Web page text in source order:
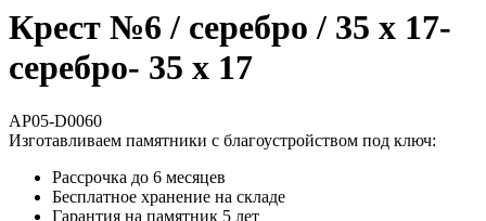
Крест №6 / серебро / 35 х 17-
серебро- 35 х 17
AP05-D0060
Изготавливаем памятники с благоустройством под ключ:
Рассрочка до 6 месяцев
Бесплатное хранение на складе
Гарантия на памятник 5 лет